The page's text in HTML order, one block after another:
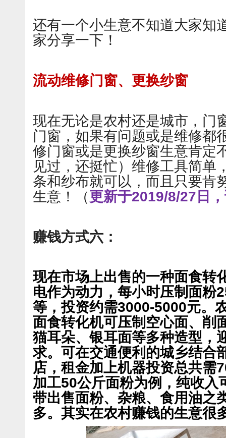
还有一个小生意不知道大家知
家分享一下！
流动维修门窗、更换纱窗
现在无论是农村还是城市，门
门窗，如果有问题或是维修都
修门窗或是更换纱窗生意肯定
见过，还挺忙）维修工具简单
条和纱布就可以，而且只要肯
生意！
（更新于2019/8/27日
赚钱方式六：
现在市场上出售的一种面食转
电作为动力，每小时压制面粉
等，投资约需3000-5000元。
面食转化机可压制空心面、削
猫耳朵、银耳面等多种造型，
求。可在交通便利的城乡结合
店，租金加上机器投资总共需
加工50公斤面粉为例，纯收入
带出售面粉、杂粮、食用油之
多。其实在农村赚钱的生意很